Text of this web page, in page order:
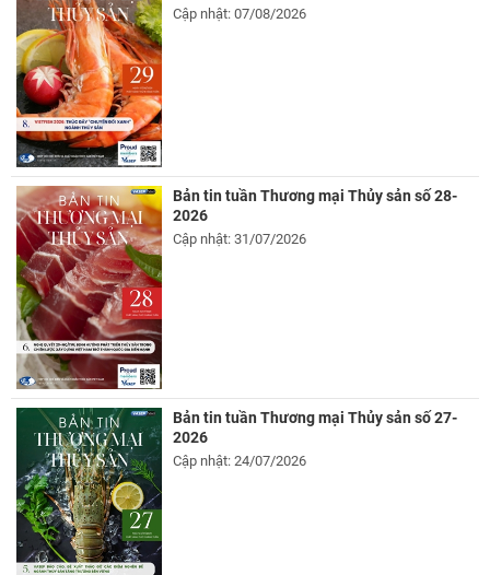
Cập nhật: 07/08/2026
Bản tin tuần Thương mại Thủy sản số 28-
2026
Cập nhật: 31/07/2026
Bản tin tuần Thương mại Thủy sản số 27-
2026
Cập nhật: 24/07/2026